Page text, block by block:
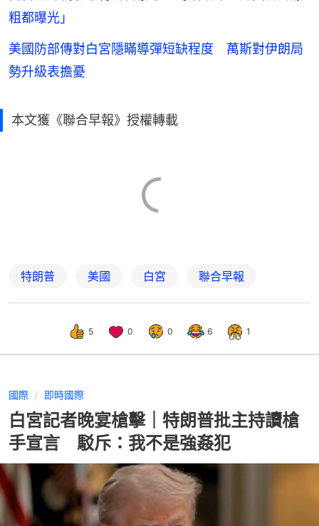
粗都曝光」
美國防部傳對白宮隱瞞導彈短缺程度 萬斯對伊朗局
勢升級表擔憂
本文獲《聯合早報》授權轉載
特朗普 美國 白宮 聯合早報
5 0 0 6 1
國際 即時國際
白宮記者晚宴槍擊｜特朗普批主持讀槍
手宣言 駁斥：我不是強姦犯